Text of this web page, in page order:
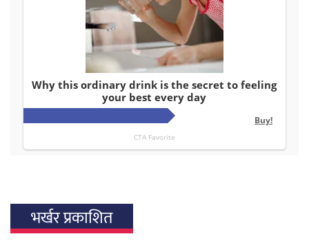
भर्खर प्रकाशित